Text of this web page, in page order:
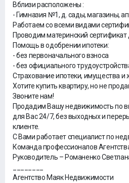
Вблизи расположены :
- Гимназия №1, д. сады, магазины,
Работаем со всеми видами
Проводим материнский сертификат
Помощь в одобрении ипотеки:
- без первоначального взноса
- без официального
Страхование ипотеки, имущества и
Хотите купить квартиру, но не
Звоните нам!
Продадим Вашу недвижимость по
для Вас 24/7, без выходных и
клиенте.
С Вами работает специалист по
Команда профессионалов
Руководитель – Романенко
Агентство Маяк Недвижимости